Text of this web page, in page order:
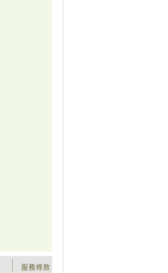
服務條款